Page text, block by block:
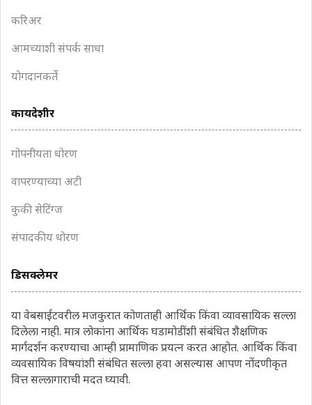
करिअर
आमच्याशी संपर्क साधा
योगदानकर्ते
कायदेशीर
गोपनीयता धोरण
वापरण्याच्या अटी
कुकी सेटिंग्ज
संपादकीय धोरण
डिसक्लेमर
या वेबसाईटवरील मजकुरात कोणताही आर्थिक किंवा व्यावसायिक सल्ला
दिलेला नाही. मात्र लोकांना आर्थिक घडामोडींशी संबंधित शैक्षणिक
मार्गदर्शन करण्याचा आम्ही प्रामाणिक प्रयत्न करत आहोत. आर्थिक किंवा
व्यवसायिक विषयांशी संबंधित सल्ला हवा असल्यास आपण नोंदणीकृत
वित्त सल्लागाराची मदत घ्यावी.